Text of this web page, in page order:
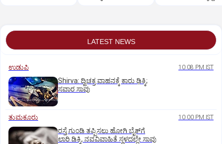
LATEST NEWS
ಉಡುಪಿ 10:08 PM IST
Shirva: ದ್ವಿಚಕ್ರ ವಾಹನಕ್ಕೆ ಕಾರು ಢಿಕ್ಕಿ;
ಸವಾರ ಸಾವು
ತುಮಕೂರು 10:00 PM IST
ರಸ್ತೆ ಗುಂಡಿ ತಪ್ಪಿಸಲು ಹೋಗಿ ಬೈಕ್‌ಗೆ
ಲಾರಿ ಡಿಕ್ಕಿ, ನವವಿವಾಹಿತೆ ಸ್ಥಳದಲ್ಲೇ ಸಾವು